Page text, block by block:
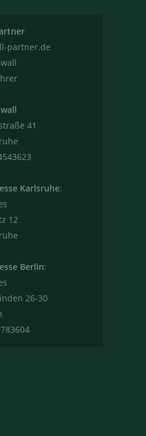
partner.de
41
Karlsruhe:
12
Berlin:
26-30